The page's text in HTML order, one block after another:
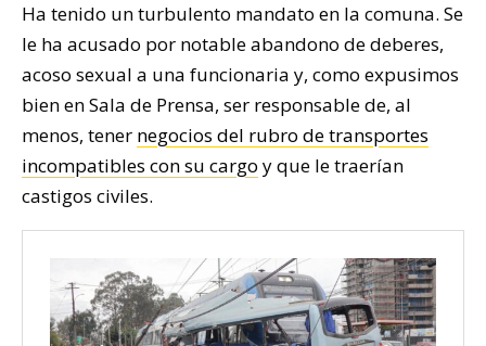
Ha tenido un turbulento mandato en la comuna. Se
le ha acusado por notable abandono de deberes,
acoso sexual a una funcionaria y, como expusimos
bien en Sala de Prensa, ser responsable de, al
menos, tener negocios del rubro de transportes
incompatibles con su cargo y que le traerían
castigos civiles.